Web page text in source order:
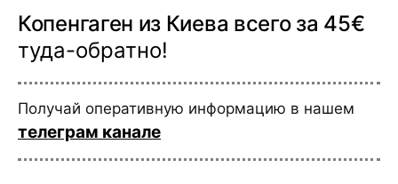
Копенгаген из Киева всего за 45€
туда-обратно!
Получай оперативную информацию в нашем
телеграм канале